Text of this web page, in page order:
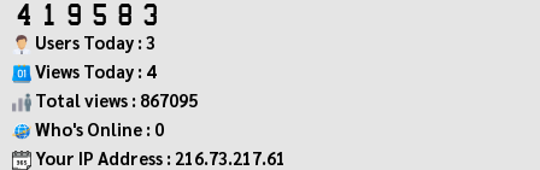
Users Today : 3
Views Today : 4
Total views : 867095
Who's Online : 0
Your IP Address : 216.73.217.61